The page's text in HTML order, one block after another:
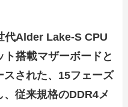
代Alder Lake-S CPU
搭載マザーボードと
スされた、15フェーズ
従来規格のDDR4メ